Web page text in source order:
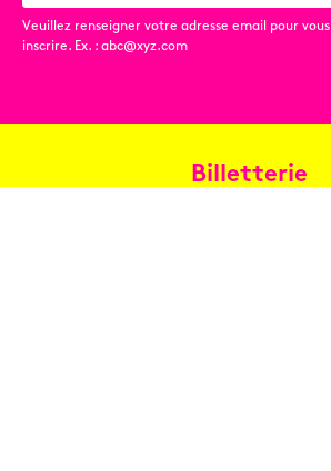
Veuillez renseigner votre adresse email pour vous
inscrire. Ex. : abc@xyz.com
Billetterie